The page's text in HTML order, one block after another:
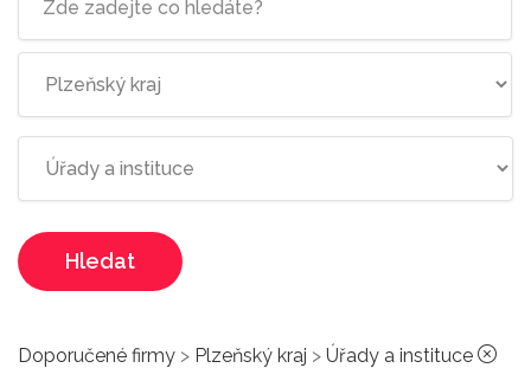
Hledat
Doporučené firmy > Plzeňský kraj > Úřady a instituce